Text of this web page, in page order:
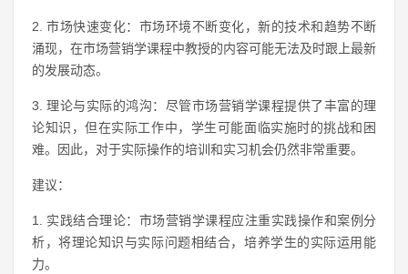
2. 市场快速变化：市场环境不断变化，新的技术和趋势不断
涌现，在市场营销学课程中教授的内容可能无法及时跟上最新
的发展动态。
3. 理论与实际的鸿沟：尽管市场营销学课程提供了丰富的理
论知识，但在实际工作中，学生可能面临实施时的挑战和困
难。因此，对于实际操作的培训和实习机会仍然非常重要。
建议：
1. 实践结合理论：市场营销学课程应注重实践操作和案例分
析，将理论知识与实际问题相结合，培养学生的实际运用能
力。